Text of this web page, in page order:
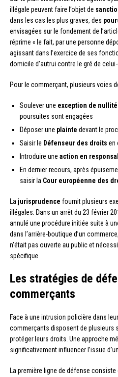
illégale peuvent faire l’objet de
dans les cas les plus graves, des
envisagées sur le fondement de
réprime « le fait, par une personne
agissant dans l’exercice de ses
domicile d’autrui contre le gré de celui-
Pour le commerçant, plusieurs voies
Soulever une exception de nullité
poursuites sont engagées
Déposer une plainte devant le
Saisir le Défenseur des droits en
Introduire une action en
En dernier recours, après
saisir la Cour européenne des
La jurisprudence fournit plusieurs
illégales. Dans un arrêt du 23 février
annulé une procédure initiée suite à
dans l’arrière-boutique d’un
n’était pas ouverte au public et
spécifique.
Les stratégies de
commerçants
Face à une intrusion policière dans
commerçants disposent de plusieurs
protéger leurs droits. Une approche
significativement influencer l’issue
La première ligne de défense consiste